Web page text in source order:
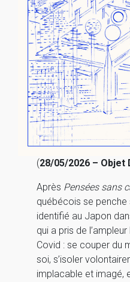
(28/05/2026 – Objet
Après Pensées sans
québécois se penche
identifié au Japon
qui a pris de
Covid : se couper du
soi, s’isoler
implacable et imagé,